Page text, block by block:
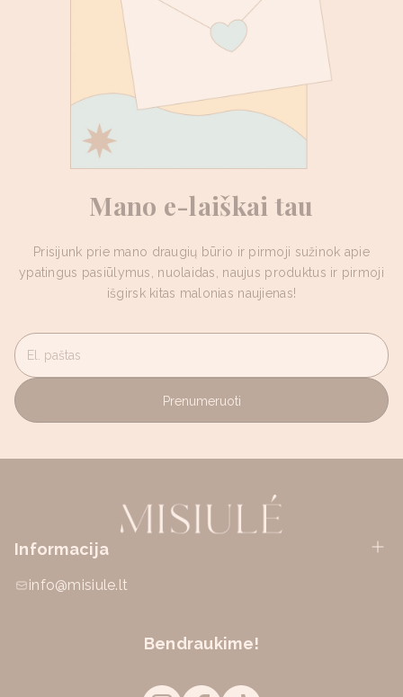
Mano e-laiškai tau
Prisijunk prie mano draugių būrio ir pirmoji sužinok apie
ypatingus pasiūlymus, nuolaidas, naujus produktus ir pirmoji
išgirsk kitas malonias naujienas!
El. paštas
Prenumeruoti
Informacija
info@misiule.lt
Bendraukime!